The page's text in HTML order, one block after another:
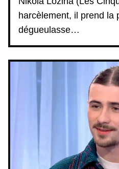
harcèlement, il prend la
dégueulasse…